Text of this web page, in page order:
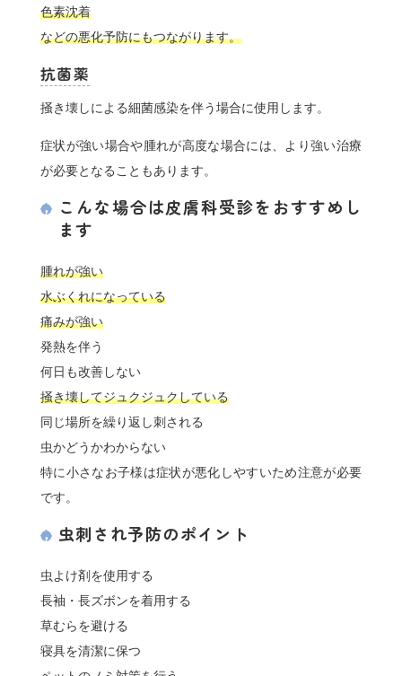
色素沈着
などの悪化予防にもつながります。
抗菌薬
掻き壊しによる細菌感染を伴う場合に使用します。
症状が強い場合や腫れが高度な場合には、より強い治療
が必要となることもあります。
こんな場合は皮膚科受診をおすすめし
ます
腫れが強い
水ぶくれになっている
痛みが強い
発熱を伴う
何日も改善しない
掻き壊してジュクジュクしている
同じ場所を繰り返し刺される
虫かどうかわからない
特に小さなお子様は症状が悪化しやすいため注意が必要
です。
虫刺され予防のポイント
虫よけ剤を使用する
長袖・長ズボンを着用する
草むらを避ける
寝具を清潔に保つ